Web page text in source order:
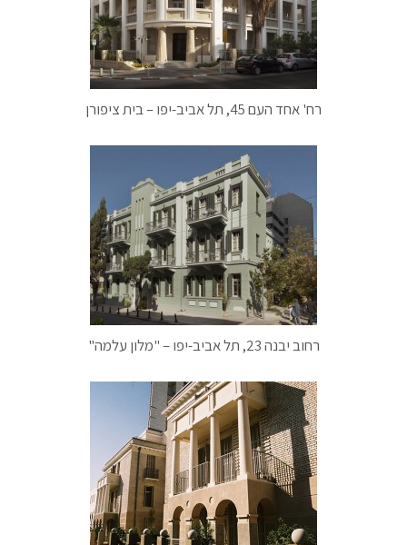
רח' אחד העם 45, תל אביב-יפו – בית ציפורן
רחוב יבנה 23, תל אביב-יפו – "מלון עלמה"